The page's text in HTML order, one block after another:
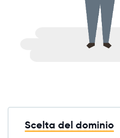
Scelta del dominio